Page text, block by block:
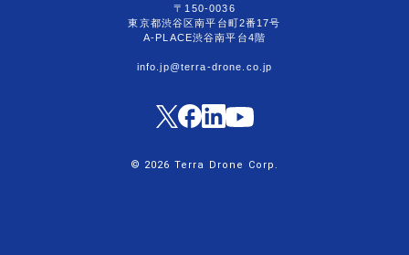
〒150-0036
東京都渋谷区南平台町2番17号
A-PLACE渋谷南平台4階
info.jp@terra-drone.co.jp
© 2026 Terra Drone Corp.